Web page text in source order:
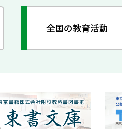
全国の教育活動